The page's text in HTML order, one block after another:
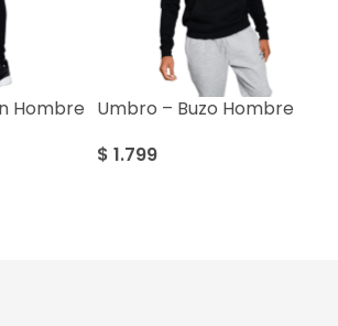
Hombre Umbro – Buzo Hombre
$ 1.799